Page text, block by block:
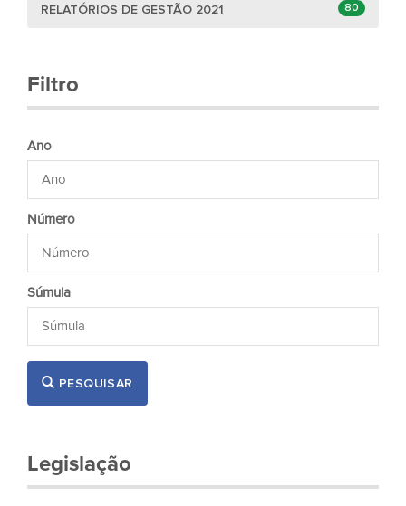
RELATÓRIOS DE GESTÃO 2021 80
Filtro
Ano
Número
Súmula
PESQUISAR
Legislação